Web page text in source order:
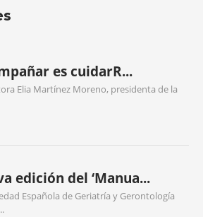
es cuidarR...
Elia Martínez Moreno, presidenta de la
edición del ‘Manua...
Española de Geriatría y Gerontología